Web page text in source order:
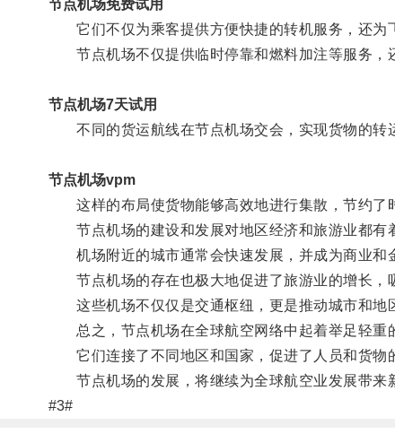
节点机场免费试用
它们不仅为乘客提供方便快捷的转机服务，还为
节点机场不仅提供临时停靠和燃料加注等服务，
节点机场7天试用
不同的货运航线在节点机场交会，实现货物的转
节点机场vpm
这样的布局使货物能够高效地进行集散，节约了
节点机场的建设和发展对地区经济和旅游业都有
机场附近的城市通常会快速发展，并成为商业和
节点机场的存在也极大地促进了旅游业的增长，
这些机场不仅仅是交通枢纽，更是推动城市和地
总之，节点机场在全球航空网络中起着举足轻重
它们连接了不同地区和国家，促进了人员和货物
节点机场的发展，将继续为全球航空业发展带来
#3#